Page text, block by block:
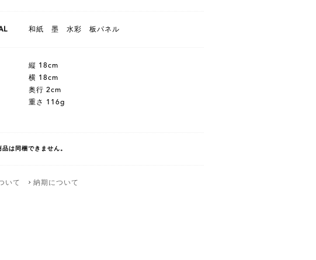
和紙 墨 水彩 板パネル
縦 18cm
横 18cm
奥行 2cm
重さ 116g
は同梱できません。
いて 納期について